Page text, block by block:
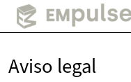
Aviso legal